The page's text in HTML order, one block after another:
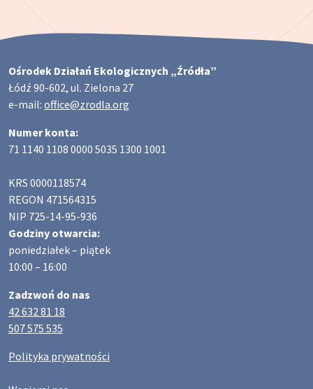
Ośrodek Działań Ekologicznych „Źródła”
Łódź 90-602, ul. Zielona 27
e-mail: office@zrodla.org
Numer konta:
71 1140 1108 0000 5035 1300 1001
KRS 0000118574
REGON 471564315
NIP 725-14-95-936
Godziny otwarcia:
poniedziałek – piątek
10:00 – 16:00
Zadzwoń do nas
42 632 81 18
507 575 535
Polityka prywatności